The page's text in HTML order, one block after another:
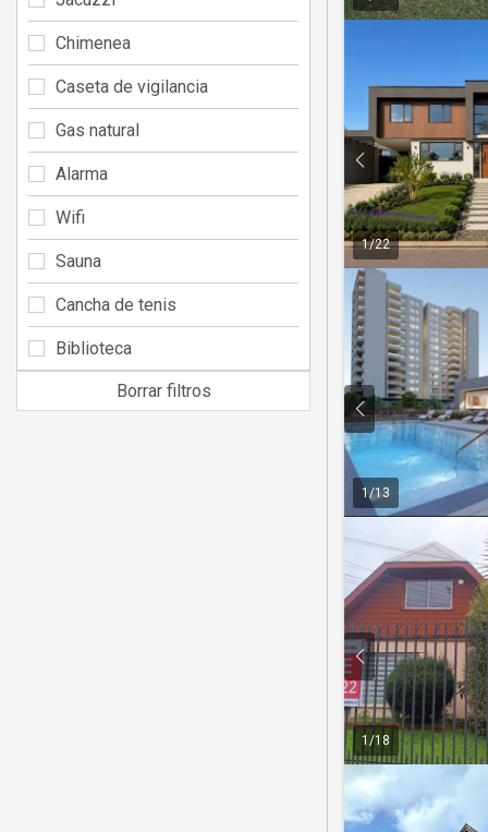
1/22
1/13
1 /18
Chimenea
Caseta de vigilancia
Gas natural
Alarma
Wifi
Sauna
Cancha de tenis
Biblioteca
Borrar filtros